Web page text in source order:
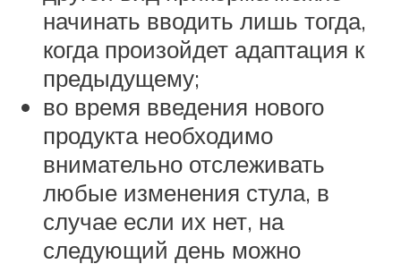
начинать вводить лишь тогда,
когда произойдет адаптация к
предыдущему;
во время введения нового
продукта необходимо
внимательно отслеживать
любые изменения стула, в
случае если их нет, на
следующий день можно